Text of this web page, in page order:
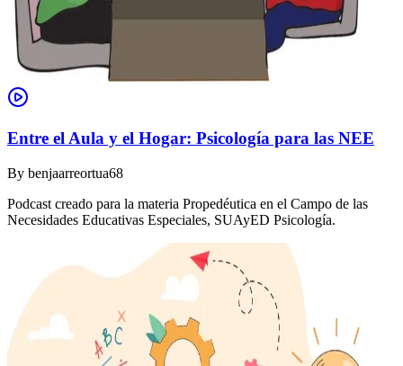
Entre el Aula y el Hogar: Psicología para las NEE
By benjaarreortua68
Podcast creado para la materia Propedéutica en el Campo de las
Necesidades Educativas Especiales, SUAyED Psicología.